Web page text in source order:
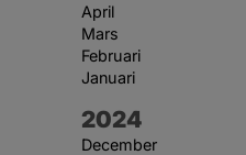
April
Mars
Februari
Januari
År:
2024
December